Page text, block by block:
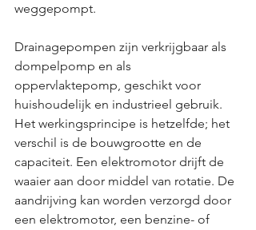
weggepompt.
Drainagepompen zijn verkrijgbaar als
dompelpomp en als
oppervlaktepomp, geschikt voor
huishoudelijk en industrieel gebruik.
Het werkingsprincipe is hetzelfde; het
verschil is de bouwgrootte en de
capaciteit. Een elektromotor drijft de
waaier aan door middel van rotatie. De
aandrijving kan worden verzorgd door
een elektromotor, een benzine- of